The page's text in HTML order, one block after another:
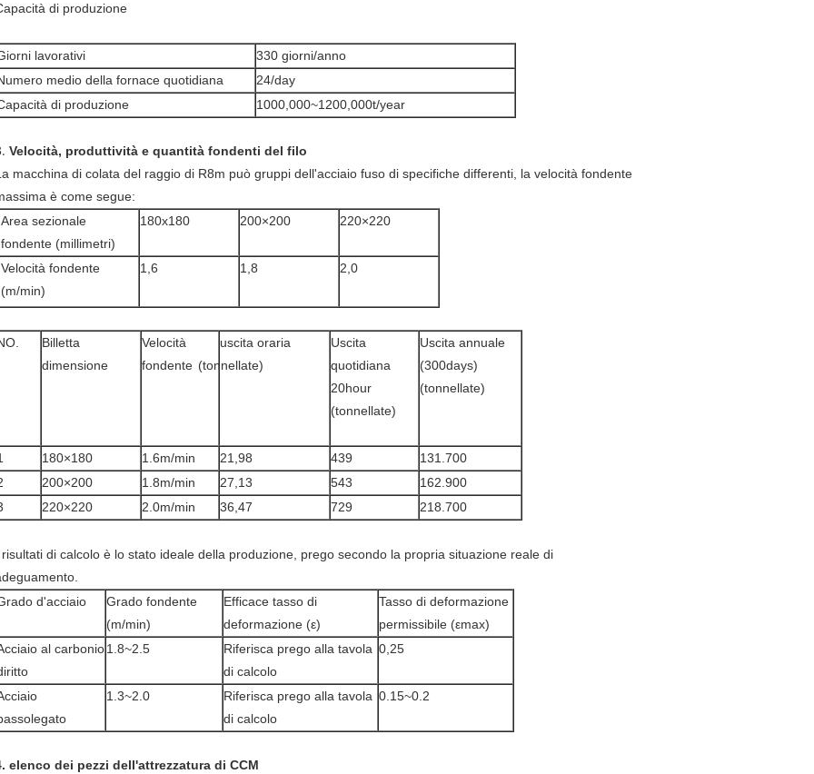
di produzione
lavorativi
330 giorni/anno
medio della fornace quotidiana
24/day
di produzione
1000,000~1200,000t/year
Velocità, produttività e quantità fondenti del filo
macchina di colata del raggio di R8m può gruppi dell'acciaio fuso di specifiche differenti, la velocità fondente
è come segue:
Area sezionale
fondente (millimetri)
180x180 200×200 220×220
Velocità fondente
(m/min)
1,6 1,8 2,0
Billetta
dimensione
Velocità
fondente
uscita oraria
(tonnellate)
Uscita
quotidiana
20hour
(tonnellate)
Uscita annuale
(300days)
(tonnellate)
180×180 1.6m/min 21,98 439
131.700
200×200 1.8m/min 27,13 543
162.900
220×220 2.0m/min 36,47 729 218.700
di calcolo è lo stato ideale della produzione, prego secondo la propria situazione reale di
d'acciaio
Grado fondente
(m/min)
Efficace tasso di
deformazione (ε)
Tasso di deformazione
permissibile (εmax)
al carbonio1.8~2.5
Riferisca prego alla tavola
di calcolo
0,25
1.3~2.0
Riferisca prego alla tavola
di calcolo
0.15~0.2
elenco dei pezzi dell'attrezzatura di CCM